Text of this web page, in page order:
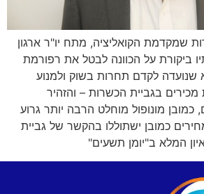
שמקדמת הקואליציה, מתח יו"ר ארגון
ביקורת על הכוונה לבטל את רפורמת
לקדם תחרות בשוק ולמנוע
מכירים בגביית הכשרות – והזהיר
מונופול מוחלט הרבה יותר גרוע
כמובן ישתוללו בהקשר של גביית
המלא ב"יומן תשעים"